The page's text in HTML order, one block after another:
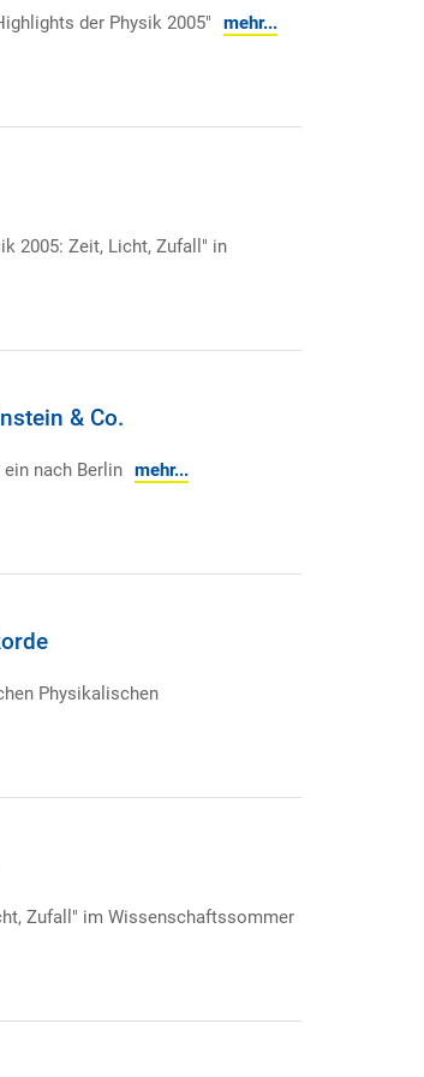
der Physik 2005" mehr...
2005: Zeit, Licht, Zufall" in
& Co.
nach Berlin mehr...
Physikalischen
Zufall" im Wissenschaftssommer